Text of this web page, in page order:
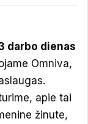
darbo dienas
Omniva,
apie tai
žinute,